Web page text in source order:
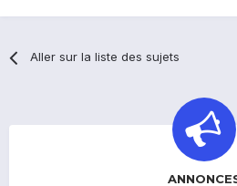
Aller sur la liste des sujets